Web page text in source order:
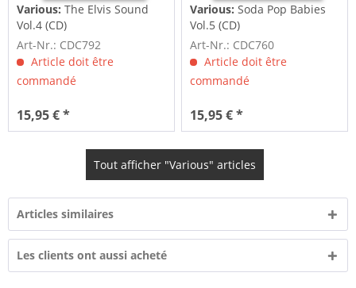
Various:The Elvis Sound
Vol.4 (CD)
Art-Nr.: CDC792
Article doit être
commandé
15,95 € *
Various:Soda Pop Babies
Vol.5 (CD)
Art-Nr.: CDC760
Article doit être
commandé
15,95 € *
Tout afficher "Various" articles
Articles similaires
Les clients ont aussi acheté